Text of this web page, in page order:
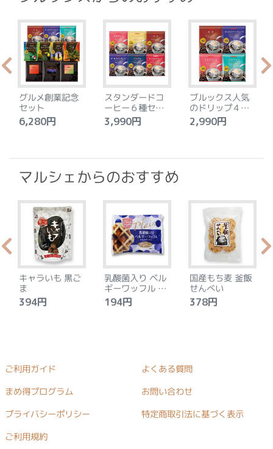
グルメ創業記念
セット
6,280円
スタンダードコ
ーヒー６種セッ
ト
3,990円
ブルックス人気
のドリップ４種
セット
2,990円
マルシェからのおすすめ
キャラいも 黒ご
ま
394円
乳酸菌入り ベル
ギーワッフル プ
レーン
194円
国産もち麦 釜飯
せんべい
378円
ご利用ガイド よくある質問
まめ得プログラム お問い合わせ
プライバシーポリシー 特定商取引法に基づく表示
ご利用規約